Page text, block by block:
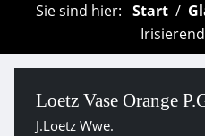
Sie sind hier: Start
Loetz Vase Orange
J.Loetz Wwe.